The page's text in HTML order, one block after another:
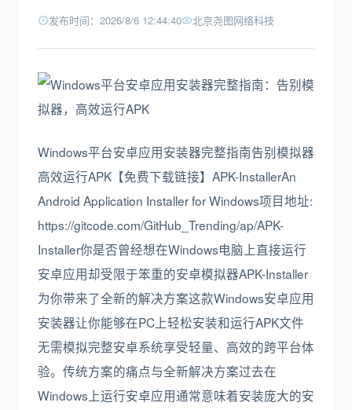
发布时间：2026/8/6 12:44:40 北京尧图网络科技
Windows平台安卓应用安装器完整指南告别模拟器
高效运行APK【免费下载链接】APK-InstallerAn
Android Application Installer for Windows项目地址:
https://gitcode.com/GitHub_Trending/ap/APK-
Installer你是否曾经想在Windows电脑上直接运行
安卓应用却受限于笨重的安卓模拟器APK-Installer
为你带来了全新的解决方案这款Windows安卓应用
安装器让你能够在PC上轻松安装和运行APK文件
无需模拟完整安卓系统享受轻量、高效的跨平台体
验。传统方案的痛点与全新解决方案过去在
Windows上运行安卓应用通常意味着安装庞大的安